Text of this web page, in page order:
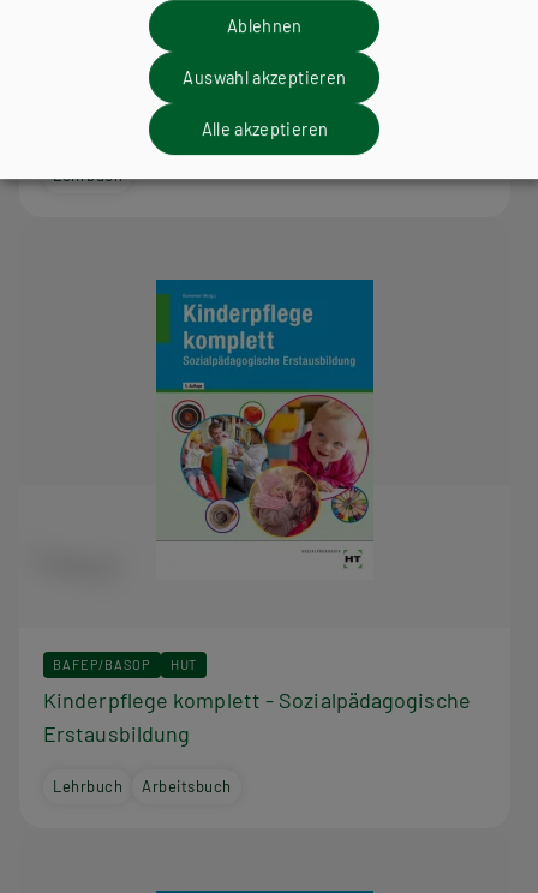
BAFEP/BASOP
Kinderpflege komplett - Paket bestehend
aus: Kinderpflege komplett und Arbeits- und
Prüfungsbuch Kinderpflege komplett
Lehrbuch
BAFEP/BASOP HUT
Kinderpflege komplett - Sozialpädagogische
Erstausbildung
Lehrbuch Arbeitsbuch
Ablehnen
Auswahl akzeptieren
Alle akzeptieren